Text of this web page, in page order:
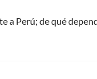
a Perú; de qué